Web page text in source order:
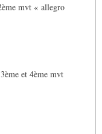
mvt « allegro
et 4ème mvt